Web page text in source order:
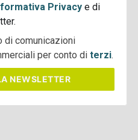
Privacye di
di comunicazioni
per conto diterzi.
NEWSLETTER